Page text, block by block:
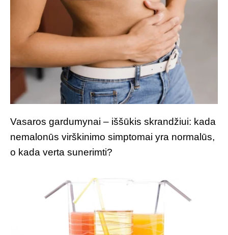
Vasaros gardumynai – iššūkis skrandžiui: kada
nemalonūs virškinimo simptomai yra normalūs,
o kada verta sunerimti?